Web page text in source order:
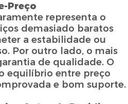
Preço
representa o
demasiado baratos
a estabilidade ou
Por outro lado, o mais
de qualidade. O
equilíbrio entre preço
e bom suporte.